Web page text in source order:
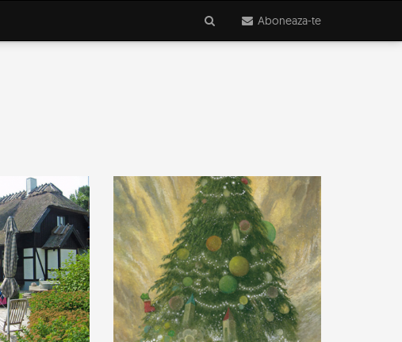
Aboneaza-te